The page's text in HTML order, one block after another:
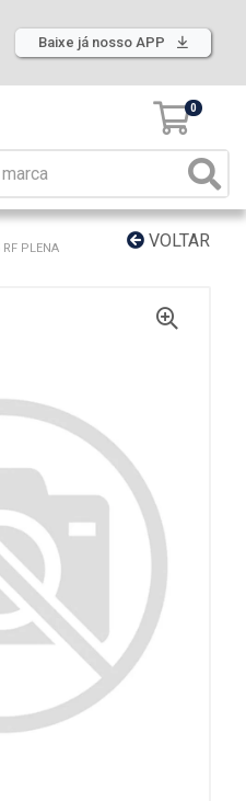
Baixe já nosso APP
0
VOLTAR
PLENA